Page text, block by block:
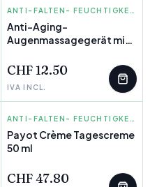
INNOVAGOODS ANTI-FALTEN- FEUCHTIGKEITS CREMES
Anti-Aging-
Augenmassagegerät mit
Thermotherapie und
InnovaGoods
CHF 12.50
IVA INCL.
PAYOT ANTI-FALTEN- FEUCHTIGKEITS CREMES
Payot Crème Tagescreme
50 ml
CHF 47.80